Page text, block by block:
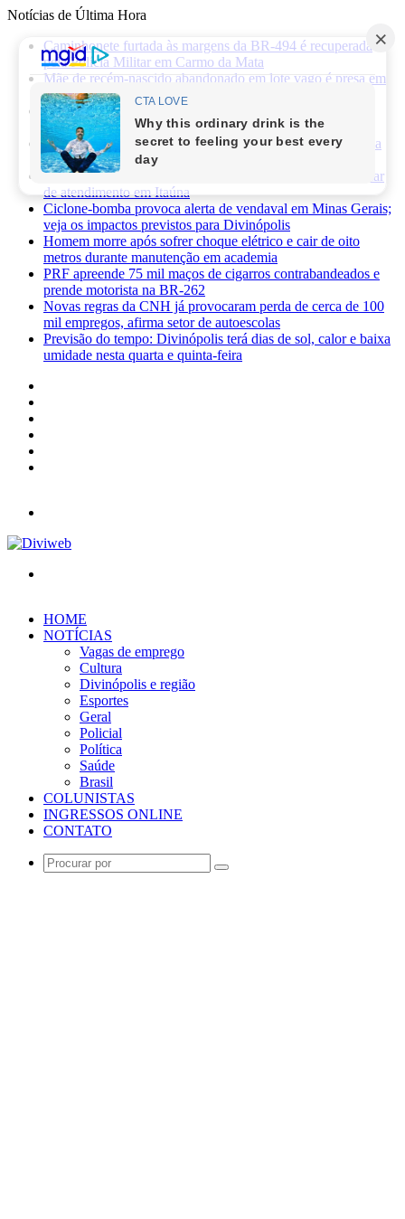
Notícias de Última Hora
Caminhonete furtada às margens da BR-494 é recuperada
pela Polícia Militar em Carmo da Mata
Mãe de recém-nascido abandonado em lote vago é presa em
Sabará
Três pessoas ficam feridas após ataque a facadas no bairro
Planalto, em Divinópolis
Previsão do tempo: fim de semana será de sol, calor e baixa
umidade em Divinópolis
Homem quebra vidro da recepção de hospital após reclamar
de atendimento em Itaúna
Ciclone-bomba provoca alerta de vendaval em Minas Gerais;
veja os impactos previstos para Divinópolis
Homem morre após sofrer choque elétrico e cair de oito
metros durante manutenção em academia
PRF apreende 75 mil maços de cigarros contrabandeados e
prende motorista na BR-262
Novas regras da CNH já provocaram perda de cerca de 100
mil empregos, afirma setor de autoescolas
Previsão do tempo: Divinópolis terá dias de sol, calor e baixa
umidade nesta quarta e quinta-feira
HOME
NOTÍCIAS
Vagas de emprego
Cultura
Divinópolis e região
Esportes
Geral
Policial
Política
Saúde
Brasil
COLUNISTAS
INGRESSOS ONLINE
CONTATO
Procurar